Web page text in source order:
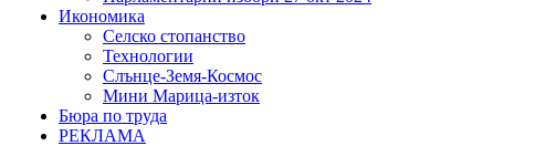
Икономика
Селско стопанство
Технологии
Слънце-Земя-Космос
Мини Марица-изток
Бюра по труда
РЕКЛАМА